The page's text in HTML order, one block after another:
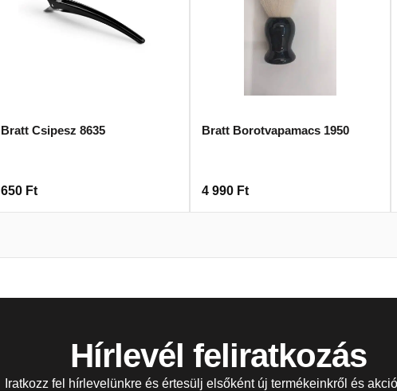
Bratt Csipesz 8635
650 Ft
Bratt Borotvapamacs 1950
4 990 Ft
Hírlevél feliratkozás
Iratkozz fel hírlevelünkre és értesülj elsőként új termékeinkről és